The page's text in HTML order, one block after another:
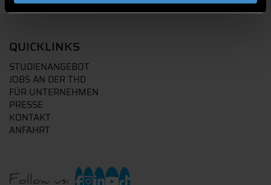
QUICKLINKS
STUDIENANGEBOT
JOBS AN DER THD
FÜR UNTERNEHMEN
PRESSE
KONTAKT
ANFAHRT
Follow us: